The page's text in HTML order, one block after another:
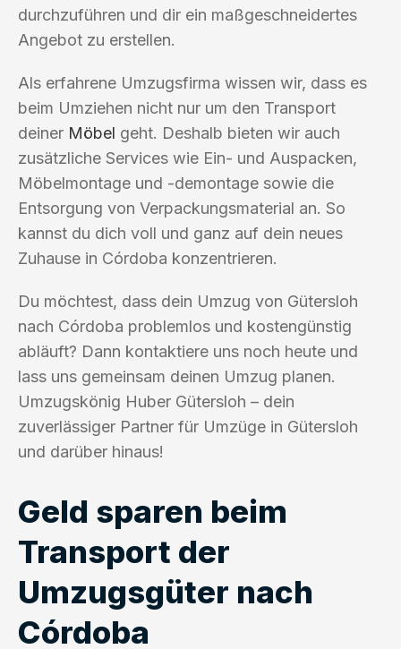
durchzuführen und dir ein maßgeschneidertes
Angebot zu erstellen.
Als erfahrene Umzugsfirma wissen wir, dass es
beim Umziehen nicht nur um den Transport
deiner Möbel geht. Deshalb bieten wir auch
zusätzliche Services wie Ein- und Auspacken,
Möbelmontage und -demontage sowie die
Entsorgung von Verpackungsmaterial an. So
kannst du dich voll und ganz auf dein neues
Zuhause in Córdoba konzentrieren.
Du möchtest, dass dein Umzug von Gütersloh
nach Córdoba problemlos und kostengünstig
abläuft? Dann kontaktiere uns noch heute und
lass uns gemeinsam deinen Umzug planen.
Umzugskönig Huber Gütersloh – dein
zuverlässiger Partner für Umzüge in Gütersloh
und darüber hinaus!
Geld sparen beim
Transport der
Umzugsgüter nach
Córdoba